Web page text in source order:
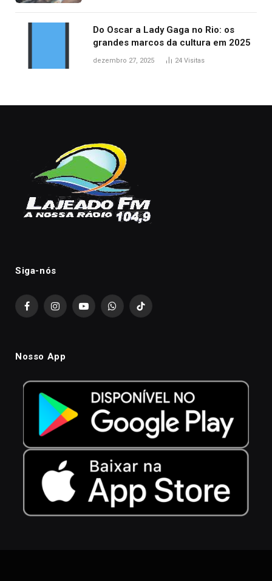
Do Oscar a Lady Gaga no Rio: os
grandes marcos da cultura em 2025
dezembro 27, 2025 24 Visitas
Siga-nós
FacebookInstagramYouTubeWhatsAppTikTok
Nosso App